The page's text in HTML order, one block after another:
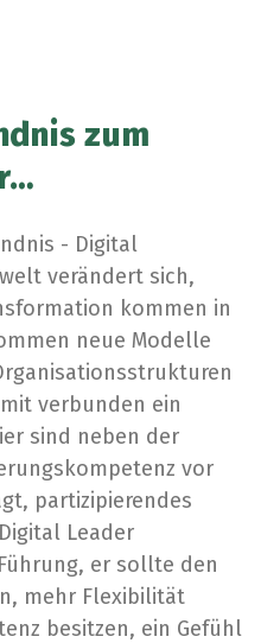
zum
- Digital
verändert sich,
kommen in
neue Modelle
verbunden ein
sind neben der
vor
partizipierendes
Leader
er sollte den
mehr Flexibilität
besitzen, ein Gefühl